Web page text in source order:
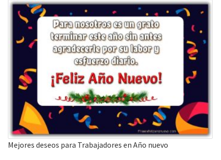
Mejores deseos para Trabajadores en Año nuevo